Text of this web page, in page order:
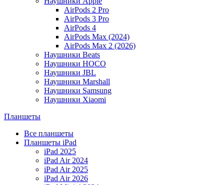
AirPods 2 Pro
AirPods 3 Pro
AirPods 4
AirPods Max (2024)
AirPods Max 2 (2026)
Наушники Beats
Наушники HOCO
Наушники JBL
Наушники Marshall
Наушники Samsung
Наушники Xiaomi
Планшеты
Все планшеты
Планшеты iPad
iPad 2025
iPad Air 2024
iPad Air 2025
iPad Air 2026